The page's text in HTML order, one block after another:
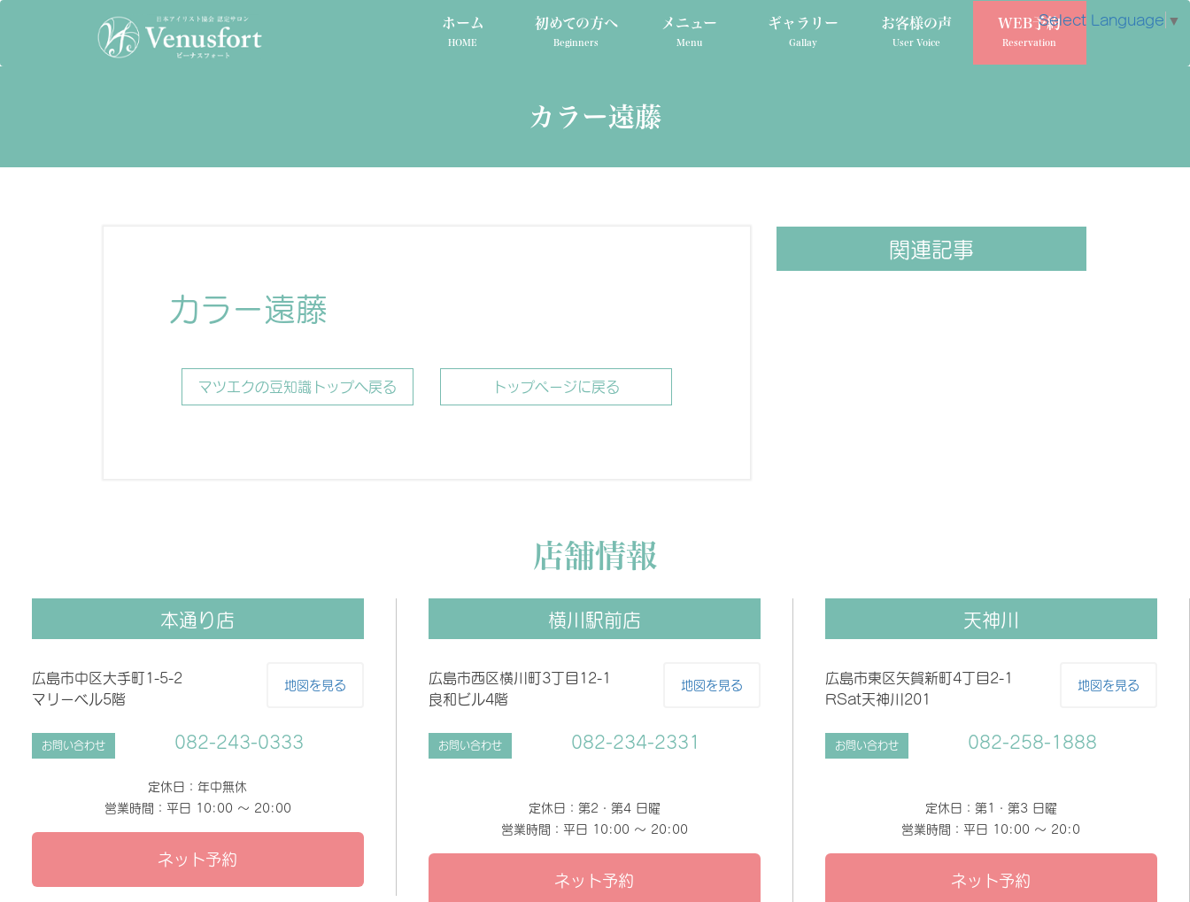
ホーム
HOME
初めての方へ
Beginners
メニュー
Menu
ギャラリー
Gallay
お客様の声
User Voice
WEB予約
Reservation
カラー遠藤
カラー遠藤
マツエクの豆知識トップへ戻る トップページに戻る
関連記事
店舗情報
本通り店
広島市中区大手町1-5-2
マリーベル5階
地図を見る
お問い合わせ 082-243-0333
定休日：年中無休
営業時間：平日 10:00 〜 20:00
ネット予約
横川駅前店
広島市西区横川町3丁目12-1
良和ビル4階
地図を見る
お問い合わせ 082-234-2331
定休日：第2・第4 日曜
営業時間：平日 10:00 〜 20:00
ネット予約
天神川
広島市東区矢賀新町4丁目2-1
RSat天神川201
地図を見る
お問い合わせ 082-258-1888
定休日：第1・第3 日曜
営業時間：平日 10:00 〜 20:0
ネット予約
Select Language ▼